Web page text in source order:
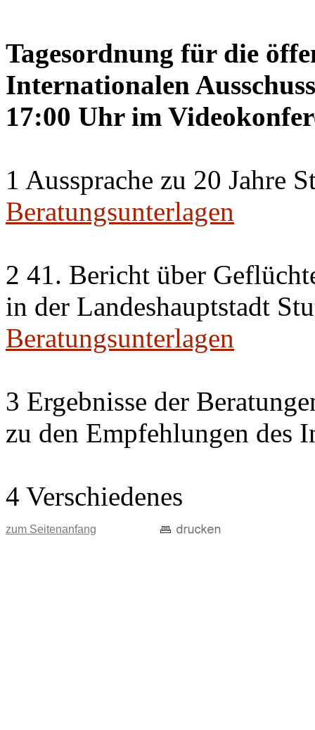
Tagesordnung für die
Internationalen
17:00 Uhr im
1 Aussprache zu 20 Jahre
Beratungsunterlagen
2 41. Bericht über
in der Landeshauptstadt
Beratungsunterlagen
3 Ergebnisse der
zu den Empfehlungen des
4 Verschiedenes
zum Seitenanfang